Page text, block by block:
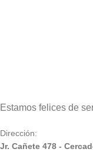
Estamos felices de
Dirección:
Jr. Cañete 478 -